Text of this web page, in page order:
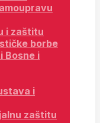
i zaštitu
borbe
Bosne i
i
zaštitu